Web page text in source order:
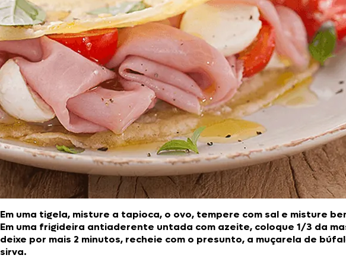
Em uma tigela, misture a tapioca, o ovo, tempere com sal e misture
Em uma frigideira antiaderente untada com azeite, coloque 1/3 da
deixe por mais 2 minutos, recheie com o presunto, a muçarela de
sirva.